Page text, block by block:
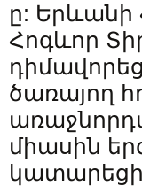
ը: Երևանի
Հոգևոր
ծառայող
միասին